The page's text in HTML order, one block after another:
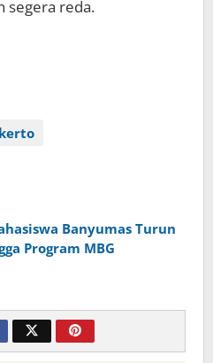
segera reda.
Banyumas Turun
Program MBG